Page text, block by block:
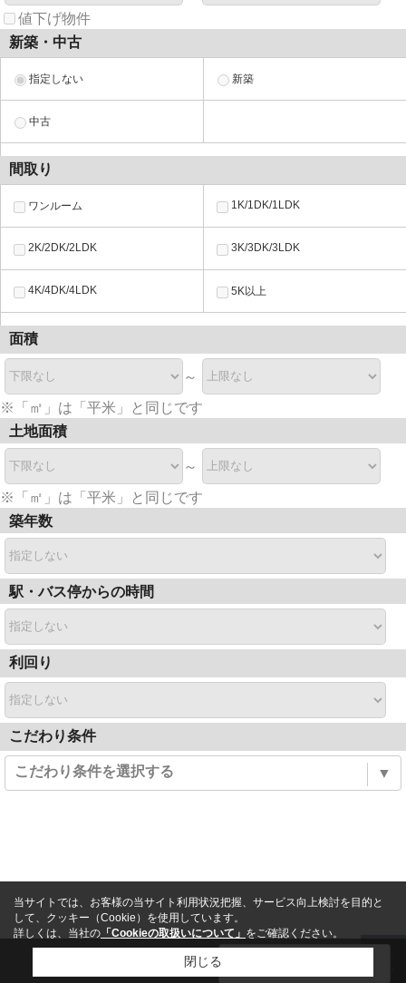
値下げ物件
新築・中古
指定しない 新築
中古
間取り
ワンルーム 1K/1DK/1LDK
2K/2DK/2LDK 3K/3DK/3LDK
4K/4DK/4LDK 5K以上
面積
～
※「㎡」は「平米」と同じです
土地面積
～
※「㎡」は「平米」と同じです
築年数
駅・バス停からの時間
利回り
こだわり条件
こだわり条件を選択する ▼
当サイトでは、お客様の当サイト利用状況把握、サービス向上検討を目的と
して、クッキー（Cookie）を使用しています。
詳しくは、当社の 「Cookieの取扱いについて」 をご確認ください。
閉じる